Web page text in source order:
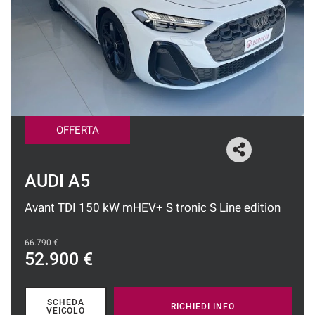
CONTATTI
OFFERTA
AUDI A5
Avant TDI 150 kW mHEV+ S tronic S Line edition
66.790 €
52.900 €
SCHEDA
VEICOLO
RICHIEDI INFO
tracciamento
adottiamo
svolgere
attività
seguito
descritte.
Per
ottenere
informazioni
sull'utilità
sul
funzionamento